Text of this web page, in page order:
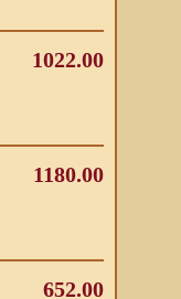
1022.00
1180.00
652.00